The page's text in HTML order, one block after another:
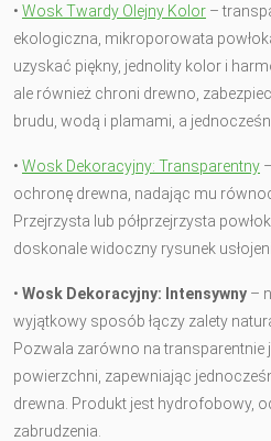
• Wosk Twardy Olejny Kolor –
ekologiczna, mikroporowata
uzyskać piękny, jednolity kolor i
ale również chroni drewno,
brudu, wodą i plamami, a
• Wosk Dekoracyjny: Transparentny
ochronę drewna, nadając mu
Przejrzysta lub półprzejrzysta
doskonale widoczny rysunek
• Wosk Dekoracyjny: Intensywny –
wyjątkowy sposób łączy zalety
Pozwala zarówno na transparentnie
powierzchni, zapewniając
drewna. Produkt jest hydrofobowy,
zabrudzenia.